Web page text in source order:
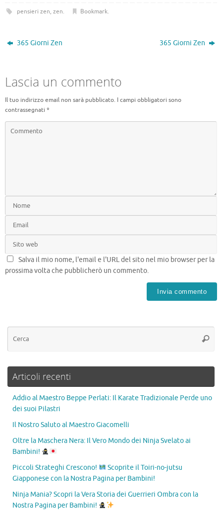
e
o
k
b it e
pensieri zen, zen. Bookmark.
365 Giorni Zen 365 Giorni Zen
Lascia un commento
Il tuo indirizzo email non sarà pubblicato. I campi obbligatori sono
contrassegnati *
Salva il mio nome, l'email e l'URL del sito nel mio browser per la
prossima volta che pubblicherò un commento.
Articoli recenti
Addio al Maestro Beppe Perlati: Il Karate Tradizionale Perde uno
dei suoi Pilastri
Il Nostro Saluto al Maestro Giacomelli
Oltre la Maschera Nera: Il Vero Mondo dei Ninja Svelato ai
Bambini!
Piccoli Strateghi Crescono!
Scoprite il Toiri-no-jutsu
Giapponese con la Nostra Pagina per Bambini!
Ninja Mania? Scopri la Vera Storia dei Guerrieri Ombra con la
Nostra Pagina per Bambini!